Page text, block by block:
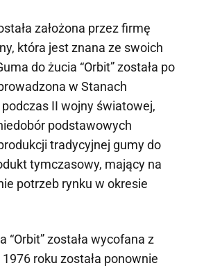
założona przez firmę
która jest znana ze swoich
do żucia “Orbit” została po
w Stanach
II wojny światowej,
podstawowych
tradycyjnej gumy do
tymczasowy, mający na
potrzeb rynku w okresie
“Orbit” została wycofana z
roku została ponownie